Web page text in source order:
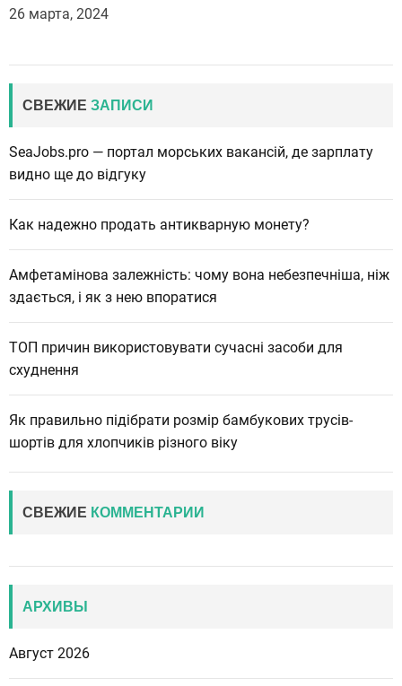
26 марта, 2024
СВЕЖИЕ ЗАПИСИ
SeaJobs.pro — портал морських вакансій, де зарплату
видно ще до відгуку
Как надежно продать антикварную монету?
Амфетамінова залежність: чому вона небезпечніша, ніж
здається, і як з нею впоратися
ТОП причин використовувати сучасні засоби для
схуднення
Як правильно підібрати розмір бамбукових трусів-
шортів для хлопчиків різного віку
СВЕЖИЕ КОММЕНТАРИИ
АРХИВЫ
Август 2026